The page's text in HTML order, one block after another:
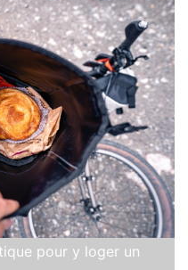
pour y loger un